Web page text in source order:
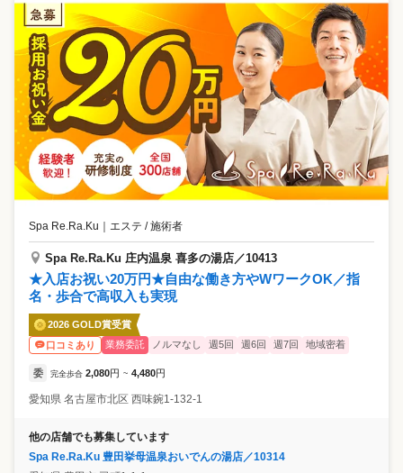
Spa Re.Ra.Ku ｜ エステ / 施術者
Spa Re.Ra.Ku 庄内温泉 喜多の湯店／10413
★入店お祝い20万円★自由な働き方やWワークOK／指
名・歩合で高収入も実現
2026 GOLD賞受賞
口コミあり
業務委託 ノルマなし 週5回 週6回 週7回 地域密着
委 完全歩合 2,080円 ~ 4,480円
愛知県 名古屋市北区 西味鋺1-132-1
他の店舗でも募集しています
Spa Re.Ra.Ku 豊田挙母温泉おいでんの湯店／10314